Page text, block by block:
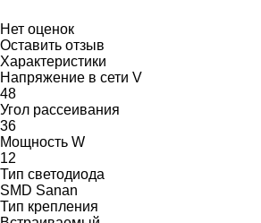
Нет оценок
Оставить отзыв
Характеристики
Напряжение в сети V
48
Угол рассеивания
36
Мощность W
12
Тип светодиода
SMD Sanan
Тип крепления